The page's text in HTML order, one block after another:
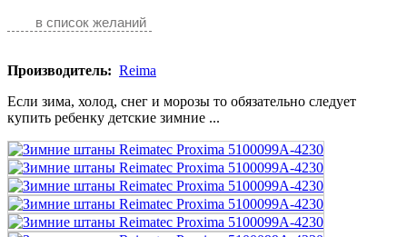
в список желаний
Производитель: Reima
Если зима, холод, снег и морозы то обязательно следует
купить ребенку детские зимние ...